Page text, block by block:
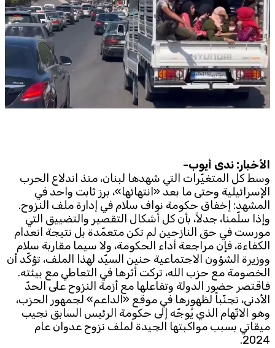
Horoscope
Polls
Jobs
Legal
Privacy Policy
Subscribe to the newsletter
TTV
TTV Plus
Download the app
الأخبار: ندى أيوب-
وسط كل المتغيّرات التي شهدها لبنان، منذ اندلاع الحرب
الإسرائيلية وحتى ما بعد «انتهائها»، برز ثابت واحد في
المشهد: إخفاق حكومة نواف سلام في إدارة ملف النزوح.
وإذا سلّمنا، جدلاً، بأن كل أشكال التقصير والتضييق التي
مورست في حق النازحين لم تكن متعمّدة بل نتيجة انعدام
الكفاءة، فإن مراجعة أداء الحكومة، ولا سيما مقاربة سلام
ووزيرة الشؤون الاجتماعية حنين السيّد لهذا الملف، تؤكّد أن
الخصومة مع حزب الله، تركت أثرها في التعاطي مع بيئته.
فاقتصر حضور الدولة وتفاعلها مع أزمة النزوح على الحدّ
الأدنى، تجنّباً لظهورها في موقع «الداعم» لجمهور الحزب،
وهو الاتّهام الذي يُوجّه إلى حكومة الرئيس السابق نجيب
ميقاتي بسبب مواكبتها الجيدة لملف نزوح عدوان عام
2024.